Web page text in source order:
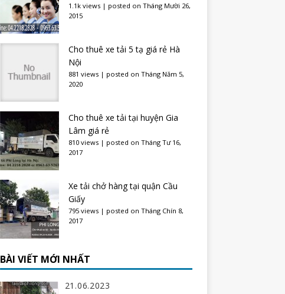
1.1k views| posted on Tháng Mười 26,
2015
Cho thuê xe tải 5 tạ giá rẻ Hà
Nội
881 views| posted on Tháng Năm 5,
2020
Cho thuê xe tải tại huyện Gia
Lâm giá rẻ
810 views| posted on Tháng Tư 16,
2017
Xe tải chở hàng tại quận Cầu
Giấy
795 views| posted on Tháng Chín 8,
2017
BÀI VIẾT MỚI NHẤT
21.06.2023